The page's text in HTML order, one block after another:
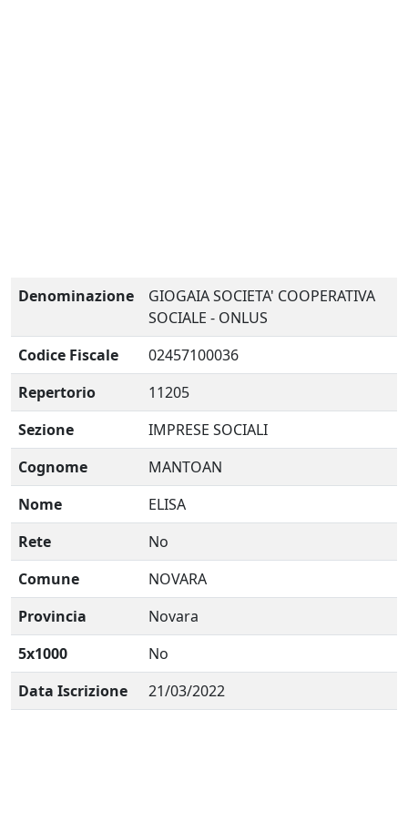
Denominazione
GIOGAIA SOCIETA' COOPERATIVA
SOCIALE - ONLUS
Codice Fiscale
02457100036
Repertorio
11205
Sezione
IMPRESE SOCIALI
Cognome
MANTOAN
Nome
ELISA
Rete
No
Comune
NOVARA
Provincia
Novara
5x1000
No
Data Iscrizione
21/03/2022